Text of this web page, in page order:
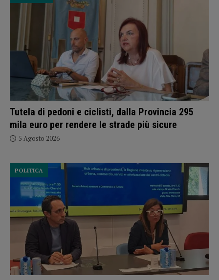
Tutela di pedoni e ciclisti, dalla Provincia 295
mila euro per rendere le strade più sicure
5 Agosto 2026
POLITICA